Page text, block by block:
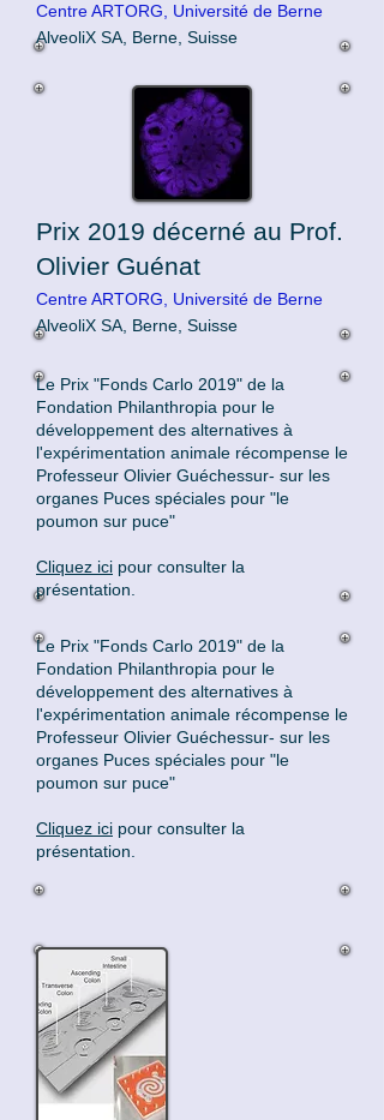
Centre ARTORG, Université de Berne
AlveoliX SA, Berne, Suisse
Prix 2019 décerné au Prof.
Olivier Guénat
Centre ARTORG, Université de Berne
AlveoliX SA, Berne, Suisse
Le Prix "Fonds Carlo 2019" de la
Fondation Philanthropia pour le
développement des alternatives à
l'expérimentation animale récompense le
Professeur Olivier Guéchessur- sur les
organes Puces spéciales pour "le
poumon sur puce"
Cliquez ici pour consulter la
présentation.
Le Prix "Fonds Carlo 2019" de la
Fondation Philanthropia pour le
développement des alternatives à
l'expérimentation animale récompense le
Professeur Olivier Guéchessur- sur les
organes Puces spéciales pour "le
poumon sur puce"
Cliquez ici pour consulter la
présentation.